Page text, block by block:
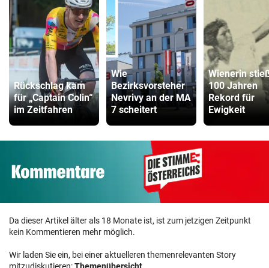
Rückschlag kam
für „Captain Colin“
im Zeitfahren
Wie
Bezirksvorsteher
Nevrivy an der MA
7 scheitert
Wienerin
100 Jahren
Rekord für
Ewigkeit
Da dieser Artikel älter als 18 Monate ist, ist zum jetzigen Zeitpunkt
kein Kommentieren mehr möglich.
Wir laden Sie ein, bei einer aktuelleren themenrelevanten Story
mitzudiskutieren:Themenübersicht.